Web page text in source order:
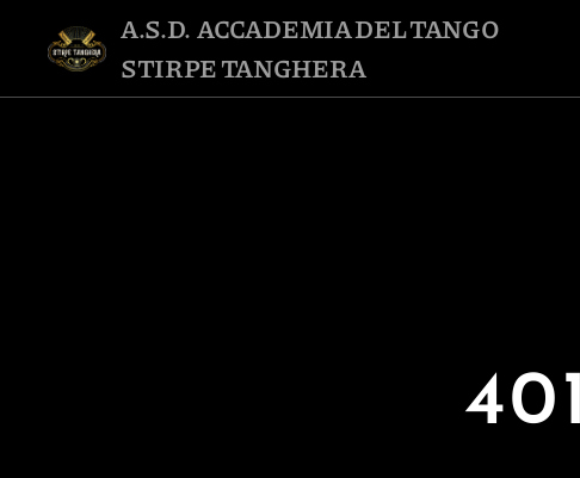
A.S.D. ACCADEMIA DEL TANGO
STIRPE TANGHERA